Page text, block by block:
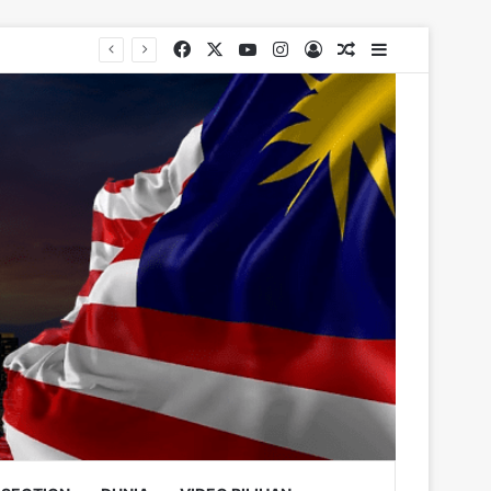
Facebook YouTubeInstagram
Log InRandom Article